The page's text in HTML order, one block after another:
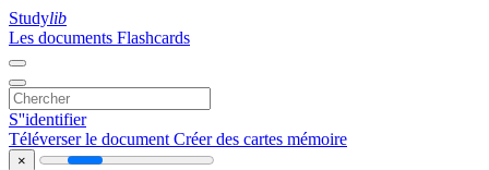
Studylib
Les documents Flashcards
S''identifier
Téléverser le document Créer des cartes mémoire
×